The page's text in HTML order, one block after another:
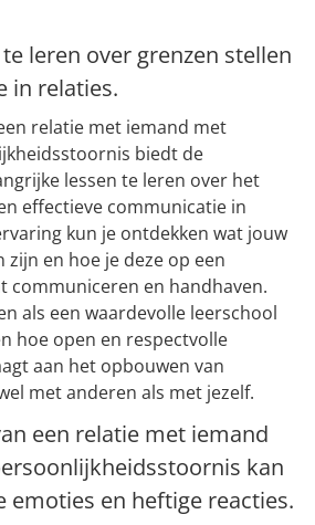
leren over grenzen stellen
in relaties.
relatie met iemand met
biedt de
lessen te leren over het
effectieve communicatie in
kun je ontdekken wat jouw
en hoe je deze op een
communiceren en handhaven.
als een waardevolle leerschool
hoe open en respectvolle
aan het opbouwen van
met anderen als met jezelf.
een relatie met iemand
kan
emoties en heftige reacties.